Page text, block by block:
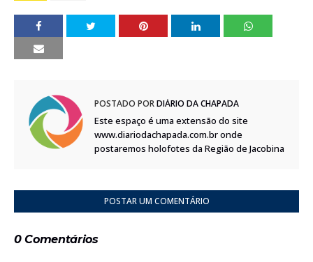
POSTADO PORDIÁRIO DA CHAPADA
Este espaço é uma extensão do site
www.diariodachapada.com.br onde
postaremos holofotes da Região de Jacobina
POSTAR UM COMENTÁRIO
0 Comentários